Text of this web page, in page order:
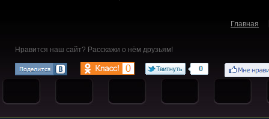
Главная
Нравится наш сайт? Расскажи о нём друзьям!